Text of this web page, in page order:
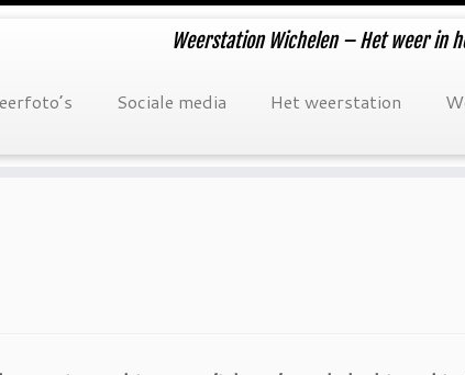
Weerstation Wichelen – Het weer in
Sociale media Het weerstation